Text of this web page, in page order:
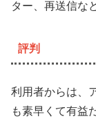
ター、再送信な
評判
利用者からは、
も素早くて有益